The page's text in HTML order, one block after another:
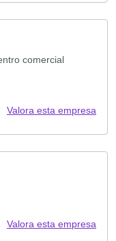
comercial
Valora esta empresa
Valora esta empresa